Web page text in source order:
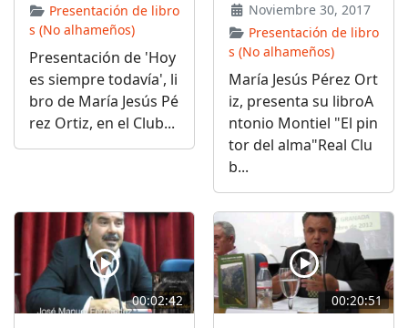
Presentación de libro
s (No alhameños)
Presentación de 'Hoy
es siempre todavía', li
bro de María Jesús Pé
rez Ortiz, en el Club...
Noviembre 30, 2017
Presentación de libro
s (No alhameños)
María Jesús Pérez Ort
iz, presenta su libroA
ntonio Montiel "El pin
tor del alma"Real Clu
b...
00:02:42 00:20:51